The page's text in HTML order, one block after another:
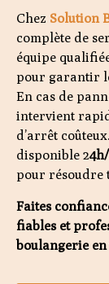
Chez Solution
complète de
équipe
pour garantir
En cas de
intervient
d’arrêt
disponible 2
pour résoudre
Faites
fiables et
boulangerie